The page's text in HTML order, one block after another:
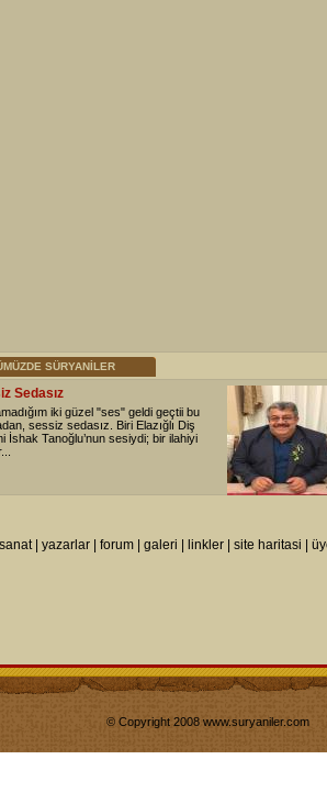
SÜRYANİLER
Sedasız
iki güzel "ses" geldi geçtii bu
sessiz sedasız. Biri Elazığlı Diş
İshak Tanoğlu’nun sesiydi; bir ilahiyi
| yazarlar forum galeri linkler site haritasi
© Copyright 2008 www.suryaniler.com